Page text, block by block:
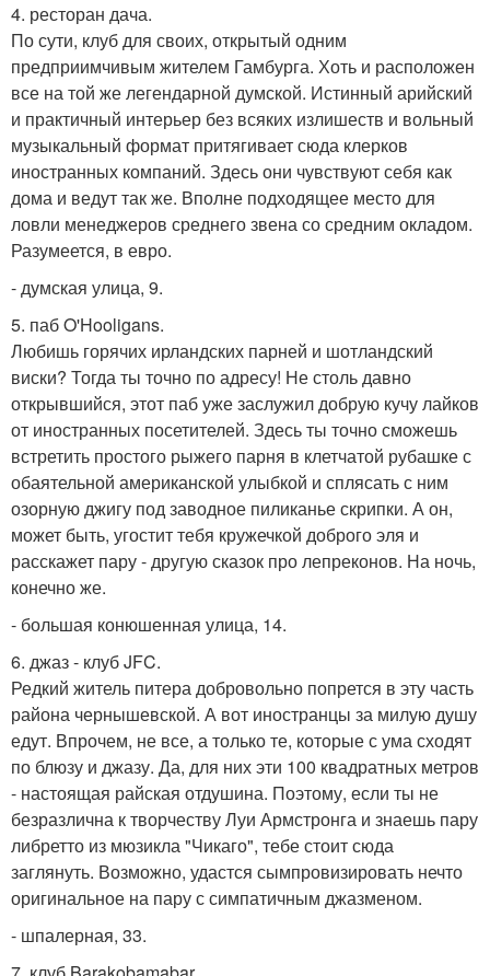
4. ресторан дача.
По сути, клуб для своих, открытый одним
предприимчивым жителем Гамбурга. Хоть и расположен
все на той же легендарной думской. Истинный арийский
и практичный интерьер без всяких излишеств и вольный
музыкальный формат притягивает сюда клерков
иностранных компаний. Здесь они чувствуют себя как
дома и ведут так же. Вполне подходящее место для
ловли менеджеров среднего звена со средним окладом.
Разумеется, в евро.
- думская улица, 9.
5. паб O'Hooligans.
Любишь горячих ирландских парней и шотландский
виски? Тогда ты точно по адресу! Не столь давно
открывшийся, этот паб уже заслужил добрую кучу лайков
от иностранных посетителей. Здесь ты точно сможешь
встретить простого рыжего парня в клетчатой рубашке с
обаятельной американской улыбкой и сплясать с ним
озорную джигу под заводное пиликанье скрипки. А он,
может быть, угостит тебя кружечкой доброго эля и
расскажет пару - другую сказок про лепреконов. На ночь,
конечно же.
- большая конюшенная улица, 14.
6. джаз - клуб JFC.
Редкий житель питера добровольно попрется в эту часть
района чернышевской. А вот иностранцы за милую душу
едут. Впрочем, не все, а только те, которые с ума сходят
по блюзу и джазу. Да, для них эти 100 квадратных метров
- настоящая райская отдушина. Поэтому, если ты не
безразлична к творчеству Луи Армстронга и знаешь пару
либретто из мюзикла "Чикаго", тебе стоит сюда
заглянуть. Возможно, удастся сымпровизировать нечто
оригинальное на пару с симпатичным джазменом.
- шпалерная, 33.